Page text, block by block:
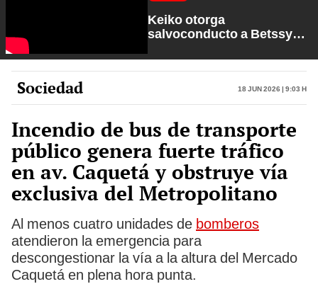
Keiko otorga
salvoconducto a Betssy
Petroperú | Sin Guion con
Rosa María Palacios
Sociedad 18 Jun 2026 | 9:03 h
Incendio de bus de transporte
público genera fuerte tráfico
en av. Caquetá y obstruye vía
exclusiva del Metropolitano
Al menos cuatro unidades de bomberos
atendieron la emergencia para
descongestionar la vía a la altura del Mercado
Caquetá en plena hora punta.